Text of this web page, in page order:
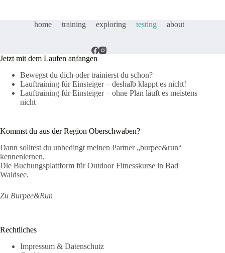
home training exploring testing about
Jetzt mit dem Laufen anfangen
Bewegst du dich oder trainierst du schon?
Lauftraining für Einsteiger – deshalb klappt es nicht!
Lauftraining für Einsteiger – ohne Plan läuft es meistens
nicht
Kommst du aus der Region Oberschwaben?
Dann solltest du unbedingt meinen Partner „burpee&run“
kennenlernen.
Die Buchungsplattform für Outdoor Fitnesskurse in Bad
Waldsee.
Zu Burpee&Run
Rechtliches
Impressum & Datenschutz